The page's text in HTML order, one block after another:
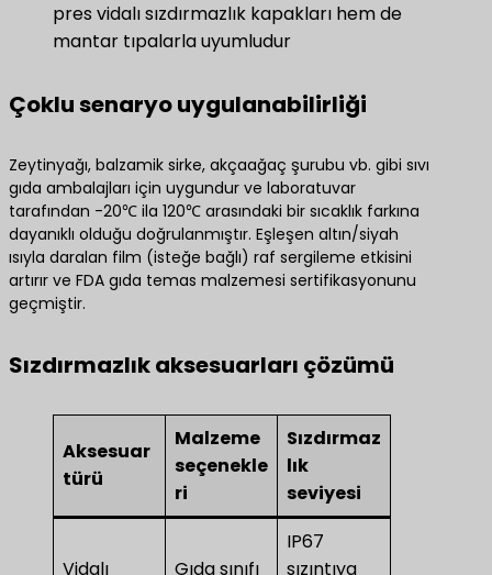
pres vidalı sızdırmazlık kapakları hem de
mantar tıpalarla uyumludur
Çoklu senaryo uygulanabilirliği
Zeytinyağı, balzamik sirke, akçaağaç şurubu vb. gibi sıvı
gıda ambalajları için uygundur ve laboratuvar
tarafından -20℃ ila 120℃ arasındaki bir sıcaklık farkına
dayanıklı olduğu doğrulanmıştır. Eşleşen altın/siyah
ısıyla daralan film (isteğe bağlı) raf sergileme etkisini
artırır ve FDA gıda temas malzemesi sertifikasyonunu
geçmiştir.
Sızdırmazlık aksesuarları çözümü
Aksesuar
türü
Malzeme
seçenekle
ri
Sızdırmaz
lık
seviyesi
Vidalı
Gıda sınıfı
IP67
sızıntıya